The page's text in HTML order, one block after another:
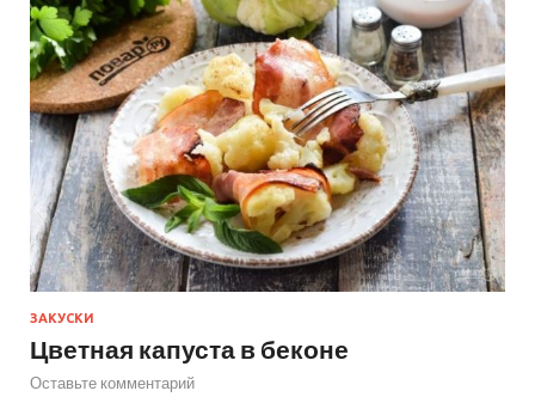
ЗАКУСКИ
Цветная капуста в беконе
Оставьте комментарий